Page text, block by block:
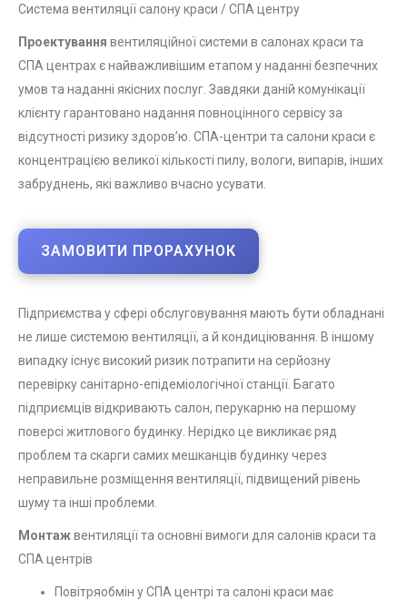
Система вентиляції салону краси / СПА центру
Проектування вентиляційної системи в салонах краси та
СПА центрах є найважливішим етапом у наданні безпечних
умов та наданні якісних послуг. Завдяки даній комунікації
клієнту гарантовано надання повноцінного сервісу за
відсутності ризику здоров’ю. СПА-центри та салони краси є
концентрацією великої кількості пилу, вологи, випарів, інших
забруднень, які важливо вчасно усувати.
ЗАМОВИТИ ПРОРАХУНОК
Підприємства у сфері обслуговування мають бути обладнані
не лише системою вентиляції, а й кондиціювання. В іншому
випадку існує високий ризик потрапити на серйозну
перевірку санітарно-епідеміологічної станції. Багато
підприємців відкривають салон, перукарню на першому
поверсі житлового будинку. Нерідко це викликає ряд
проблем та скарги самих мешканців будинку через
неправильне розміщення вентиляції, підвищений рівень
шуму та інші проблеми.
Монтажвентиляції та основні вимоги для салонів краси та
СПА центрів
Повітряобмін у СПА центрі та салоні краси має